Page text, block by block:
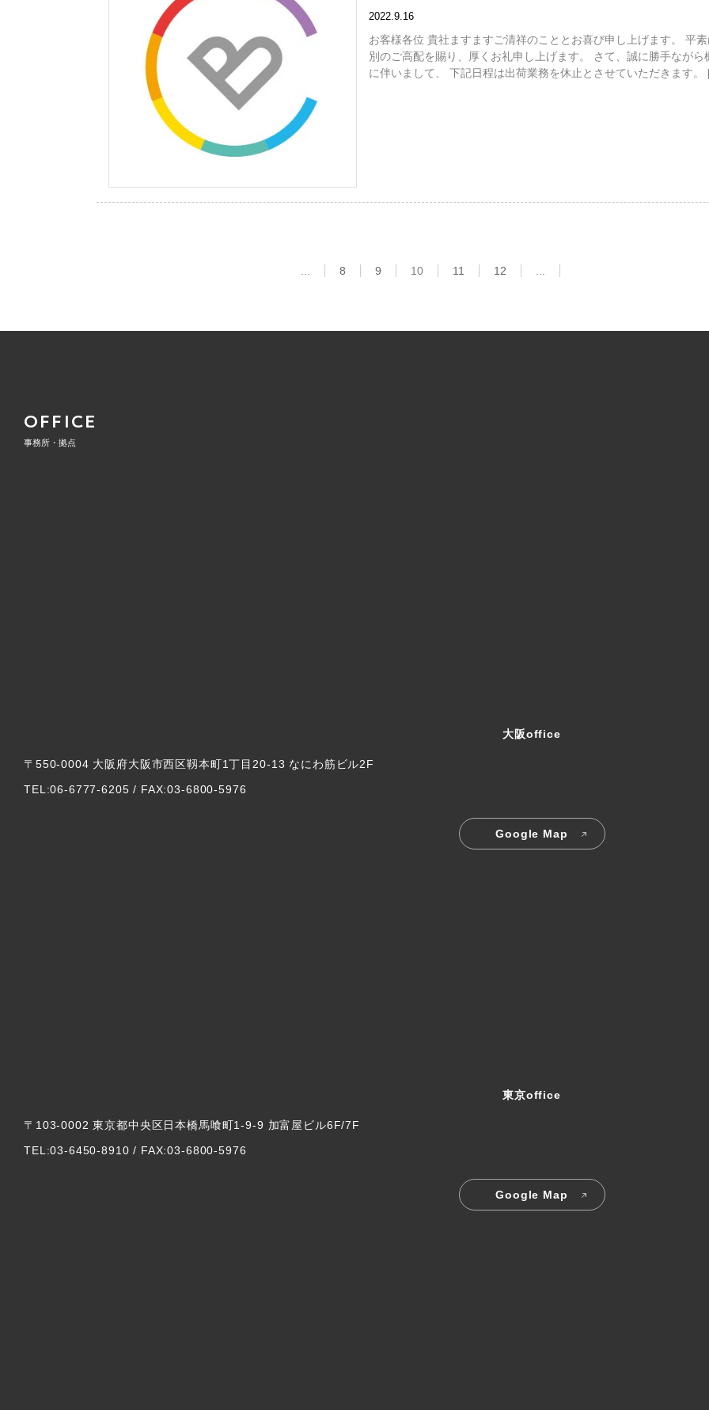
2022.9.16
お客様各位 貴社ますますご清祥のこととお喜び申し上げます。 平
別のご高配を賜り、厚くお礼申し上げます。 さて、誠に勝手ながら
に伴いまして、 下記日程は出荷業務を休止とさせていただきます
8 9 10 11 12
OFFICE
事務所・拠点
大阪office
〒550-0004 大阪府大阪市西区靱本町1丁目20-13 なにわ筋ビル2F
TEL:06-6777-6205 / FAX:03-6800-5976
Google Map
東京office
〒103-0002 東京都中央区日本橋馬喰町1-9-9 加富屋ビル6F/7F
TEL:03-6450-8910 / FAX:03-6800-5976
Google Map